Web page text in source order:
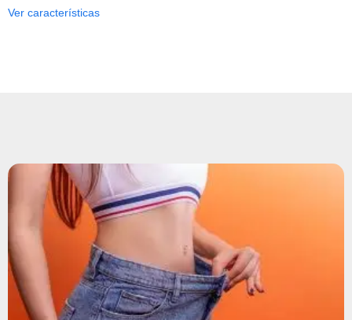
Ver características